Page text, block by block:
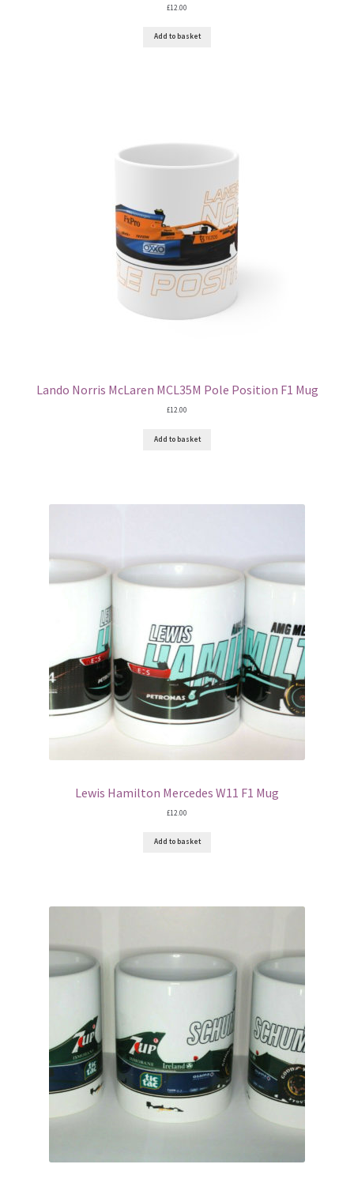
£12.00
Add to basket
Lando Norris McLaren MCL35M Pole Position F1 Mug
£12.00
Add to basket
Lewis Hamilton Mercedes W11 F1 Mug
£12.00
Add to basket